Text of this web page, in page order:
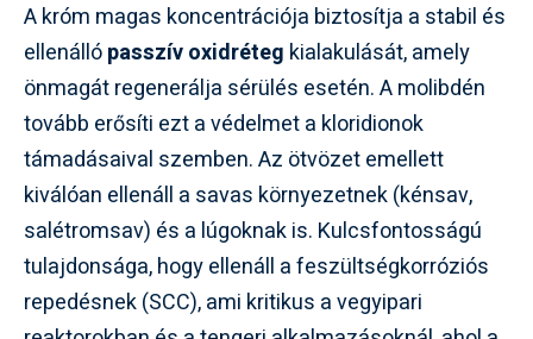
A króm magas koncentrációja biztosítja a stabil és
ellenállópasszív oxidréteg kialakulását, amely
önmagát regenerálja sérülés esetén. A molibdén
tovább erősíti ezt a védelmet a kloridionok
támadásaival szemben. Az ötvözet emellett
kiválóan ellenáll a savas környezetnek (kénsav,
salétromsav) és a lúgoknak is. Kulcsfontosságú
tulajdonsága, hogy ellenáll a feszültségkorróziós
repedésnek (SCC), ami kritikus a vegyipari